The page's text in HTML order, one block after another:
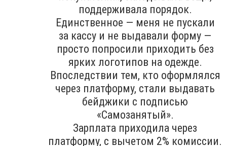
поддерживала порядок.
Единственное — меня не пускали
за кассу и не выдавали форму —
просто попросили приходить без
ярких логотипов на одежде.
Впоследствии тем, кто оформлялся
через платформу, стали выдавать
бейджики с подписью
«Самозанятый».
Зарплата приходила через
платформу, с вычетом 2% комиссии.